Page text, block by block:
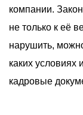
компании.
не только к её
нарушить,
каких условиях
кадровые